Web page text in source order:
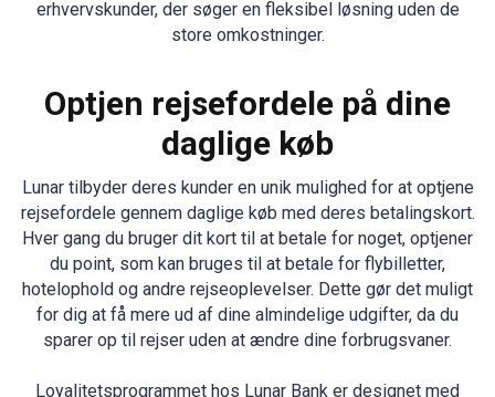
erhvervskunder, der søger en fleksibel løsning uden de
store omkostninger.
Optjen rejsefordele på dine
daglige køb
Lunar tilbyder deres kunder en unik mulighed for at optjene
rejsefordele gennem daglige køb med deres betalingskort.
Hver gang du bruger dit kort til at betale for noget, optjener
du point, som kan bruges til at betale for flybilletter,
hotelophold og andre rejseoplevelser. Dette gør det muligt
for dig at få mere ud af dine almindelige udgifter, da du
sparer op til rejser uden at ændre dine forbrugsvaner.
Loyalitetsprogrammet hos Lunar Bank er designet med